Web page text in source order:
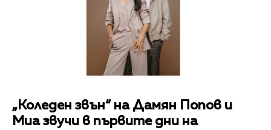
„Коледен звън“ на Дамян Попов и
Миа звучи в първите дни на